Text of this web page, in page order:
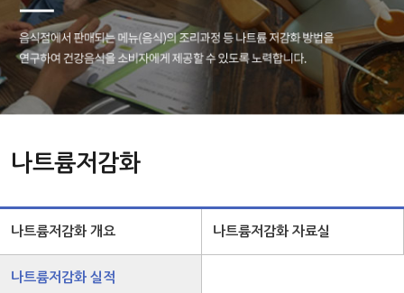
나트륨저감화
나트륨저감화 개요 나트륨저감화 자료실
나트륨저감화 실적